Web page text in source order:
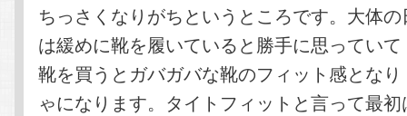
ちっさくなりがちというところです。大体
は緩めに靴を履いていると勝手に思ってい
靴を買うとガバガバな靴のフィット感とな
ゃになります。タイトフィットと言って最